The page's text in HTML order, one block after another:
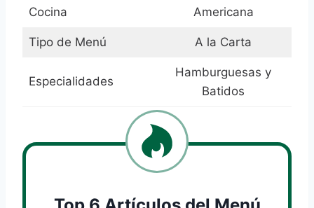
Cocina Americana
Tipo de Menú A la Carta
Especialidades
Hamburguesas y
Batidos